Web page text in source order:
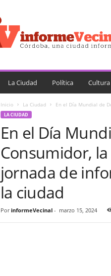
La Ciudad Política Cultura
Inicio La Ciudad En el Día Mundial de
LA CIUDAD
En el Día
Consumidor,
jornada de
la ciudad
Por informeVecinal- marzo 15, 2024